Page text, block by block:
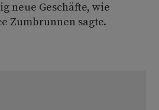
neue Geschäfte, wie
Zumbrunnen sagte.